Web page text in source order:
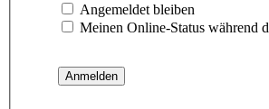
Angemeldet bleiben
Meinen Online-Status während